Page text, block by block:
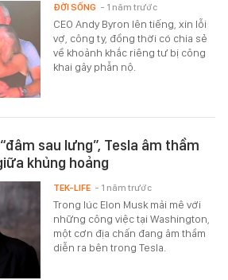
CEO Andy Byron lên tiếng, xin lỗi
vợ, công ty, đồng thời có chia sẻ
về khoảnh khắc riêng tư bị công
khai gây phẫn nộ.
ĐỜI SỐNG - 1 năm trước
sau lưng”, Tesla âm thầm
khủng hoảng
Trong lúc Elon Musk mải mê với
những công việc tại Washington,
một cơn địa chấn đang âm thầm
diễn ra bên trong Tesla.
TEK-LIFE - 1 năm trước